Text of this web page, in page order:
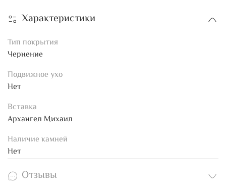
Характеристики
Тип покрытия
Чернение
Подвижное ухо
Нет
Вставка
Архангел Михаил
Наличие камней
Нет
Отзывы